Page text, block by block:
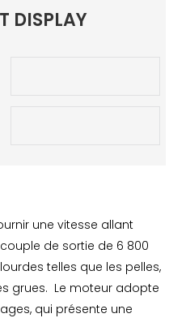
DISPLAY
une vitesse allant
de sortie de 6 800
telles que les pelles,
grues. Le moteur adopte
qui présente une